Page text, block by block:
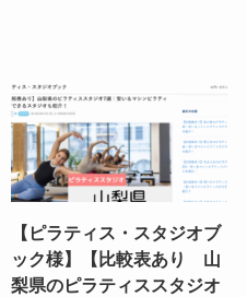
【ピラティス・スタジオブ
ック様】【比較表あり 山
梨県のピラティススタジオ